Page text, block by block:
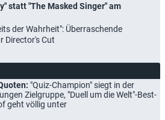
statt "The Masked Singer" am
der Wahrheit": Überraschende
Director's Cut
"Quiz-Champion" siegt in der
Zielgruppe, "Duell um die Welt"-Best-
geht völlig unter